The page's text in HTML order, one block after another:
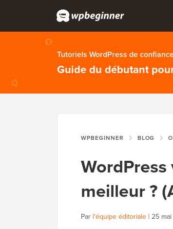
Tutoriels WordPress de
Guide du débutant
WPBEGINNER BLOG
meilleur ?
Par l'équipe éditoriale | 25